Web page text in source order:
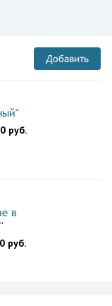
Добавить
руб.
в
руб.